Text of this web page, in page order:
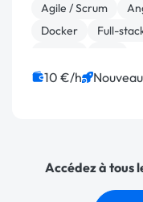
Agile / Scrum
Docker
Full-
10 €/h Nouveau
Accédez à tous